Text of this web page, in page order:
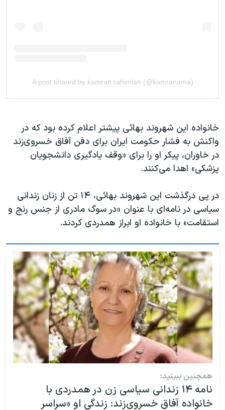
خانواده این شهروند بهائی پیشتر اعلام کرده بود که در
واکنش به فشار حکومت ایران برای دفن آفاق خسروی‌زند
در خاوران، پیکر او را برای «وقف یادگیری دانشجویان
پزشکی» اهدا می‌کنند.
در پی درگذشت این شهروند بهائی، ۱۴ تن از زنان زندانی
سیاسی در نامه‌ای با عنوان «در سوگ مادری از جنس رنج و
استقامت» با خانواده او ابراز همدردی کردند.
همچنین ببینید:
نامه ۱۴ زندانی سیاسی زن در همدردی با
خانواده آفاق خسروی‌زند: زندگی او «سراسر